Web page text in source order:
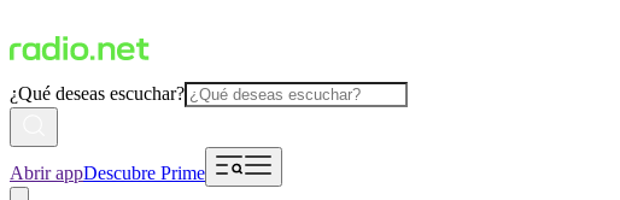
¿Qué deseas escuchar?
Abrir appDescubre Prime